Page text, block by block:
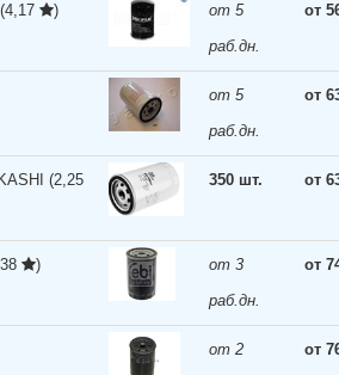
(4,17 )
от 5
раб.дн.
от
от 5
раб.дн.
от
(2,25
350 шт. от
)
от 3
раб.дн.
от
от 2
от